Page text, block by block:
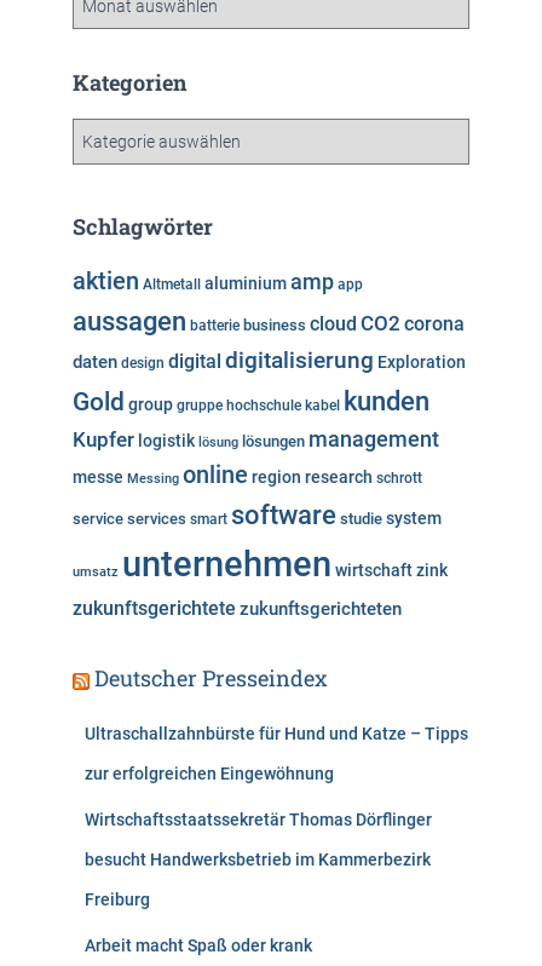
h
Kategorien
g
r
i
n
Schlagwörter
aktien Altmetall aluminiumamp app
aussagen batterie business cloud CO2 corona
daten design digital digitalisierung Exploration
Gold group gruppe hochschule kabel kunden
Kupfer logistik lösung lösungen management
messe Messing online region research schrott
service services smart software studie system
umsatz unternehmen wirtschaftzink
zukunftsgerichtete zukunftsgerichteten
Deutscher Presseindex
Ultraschallzahnbürste für Hund und Katze – Tipps
zur erfolgreichen Eingewöhnung
Wirtschaftsstaatssekretär Thomas Dörflinger
besucht Handwerksbetrieb im Kammerbezirk
Freiburg
Arbeit macht Spaß oder krank